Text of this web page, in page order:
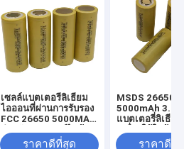
เซลล์แบตเตอรี่ลิเธียม
ไอออนที่ผ่านการรับรอง
FCC 26650 5000MAh
ราคาดีที่สุด
MSDS 26650
5000mAh 3.6v
แบตเตอรี่ลิเธีย
ราคาดีที่